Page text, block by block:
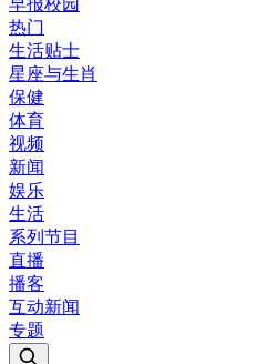
早报校园
热门
生活贴士
星座与生肖
保健
体育
视频
新闻
娱乐
生活
系列节目
直播
播客
互动新闻
专题